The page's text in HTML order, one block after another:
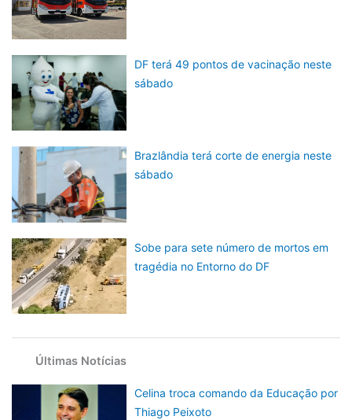
DF terá 49 pontos de vacinação neste
sábado
Brazlândia terá corte de energia neste
sábado
Sobe para sete número de mortos em
tragédia no Entorno do DF
Últimas Notícias
Celina troca comando da Educação por
Thiago Peixoto